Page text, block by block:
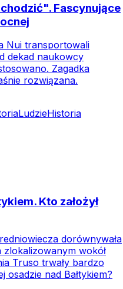
Fascynujące
Nui transportowali
dekad naukowcy
Zagadka
rozwiązana.
LudzieHistoria
Kto założył
dorównywała
wokół
Truso trwały bardzo
osadzie nad Bałtykiem?